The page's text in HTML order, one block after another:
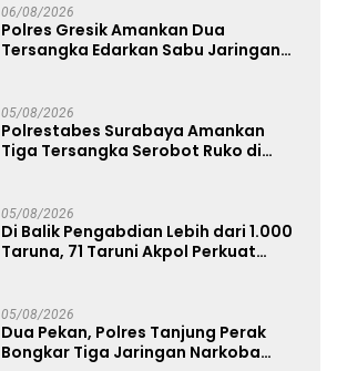
06/08/2026
Polres Gresik Amankan Dua
Tersangka Edarkan Sabu Jaringan
05/08/2026
Polrestabes Surabaya Amankan
Tiga Tersangka Serobot Ruko di
05/08/2026
Di Balik Pengabdian Lebih dari 1.000
Taruna, 71 Taruni Akpol Perkuat
05/08/2026
Dua Pekan, Polres Tanjung Perak
Bongkar Tiga Jaringan Narkoba